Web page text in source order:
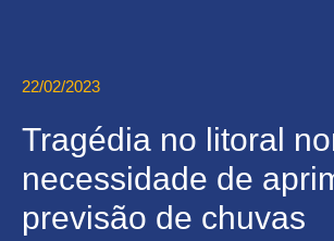
22/02/2023
Tragédia no litoral
necessidade de
previsão de chuvas